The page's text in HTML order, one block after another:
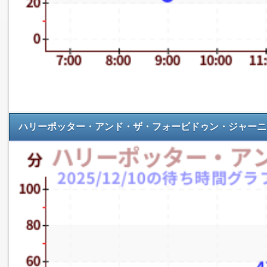
ハリーポッター・アンド・ザ・フォービドゥン・ジャー